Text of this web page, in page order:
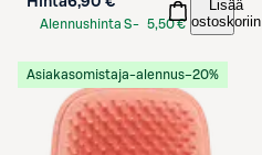
Alennushinta S- 5,50 €
Lisää
ostoskoriin
Asiakasomistaja-alennus−20%